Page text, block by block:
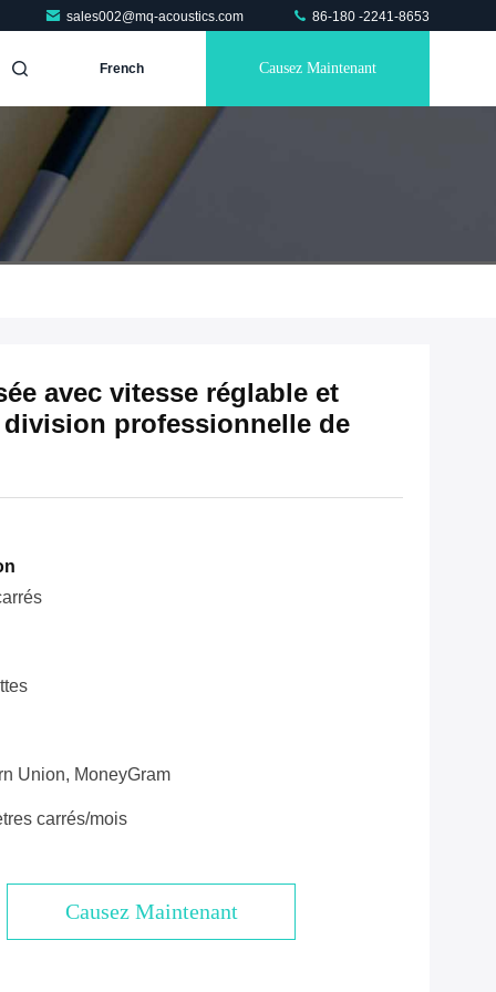
sales002@mq-acoustics.com 86-180 -2241-8653
French Causez Maintenant
avec vitesse réglable et
professionnelle de
Union, MoneyGram
carrés/mois
Causez Maintenant